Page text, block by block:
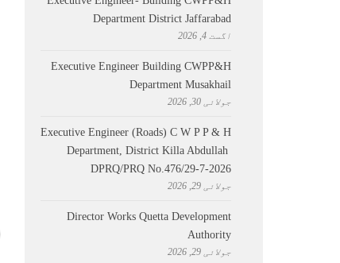
Department District Jaffarabad
اگست 4, 2026
Executive Engineer Building CWPP&H
Department Musakhail
جولائی 30, 2026
Executive Engineer (Roads) C W P P & H
Department, District Killa Abdullah ​
DPRQ/PRQ No.476/29-7-2026
جولائی 29, 2026
Director Works Quetta Development
Authority
جولائی 29, 2026